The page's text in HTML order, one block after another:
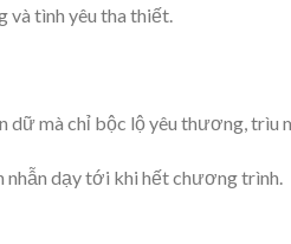
và tình yêu tha thiết.
dữ mà chỉ bộc lộ yêu thương, trìu
nhẫn dạy tới khi hết chương trình.